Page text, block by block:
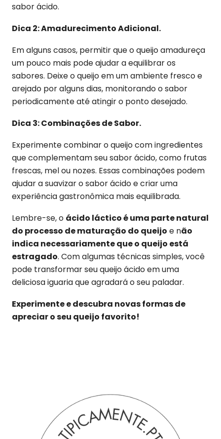
sabor ácido.
Dica 2: Amadurecimento Adicional.
Em alguns casos, permitir que o queijo amadureça
um pouco mais pode ajudar a equilibrar os
sabores. Deixe o queijo em um ambiente fresco e
arejado por alguns dias, monitorando o sabor
periodicamente até atingir o ponto desejado.
Dica 3: Combinações de Sabor.
Experimente combinar o queijo com ingredientes
que complementam seu sabor ácido, como frutas
frescas, mel ou nozes. Essas combinações podem
ajudar a suavizar o sabor ácido e criar uma
experiência gastronômica mais equilibrada.
Lembre-se, o ácido láctico é uma parte natural
do processo de maturação do queijo e não
indica necessariamente que o queijo está
estragado. Com algumas técnicas simples, você
pode transformar seu queijo ácido em uma
deliciosa iguaria que agradará o seu paladar.
Experimente e descubra novas formas de
apreciar o seu queijo favorito!